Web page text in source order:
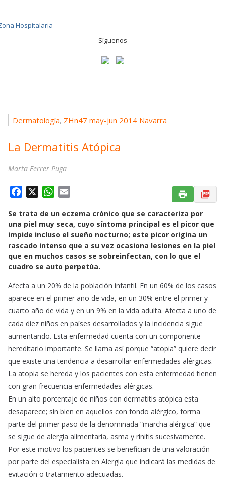
Síguenos
Dermatología, ZHn47 may-jun 2014 Navarra
La Dermatitis Atópica
Marta Ferrer Puga
c
e
b
o
o
W
a
t
s
A
p
a
i
l
Se trata de un eczema crónico que se caracteriza por
una piel muy seca, cuyo síntoma principal es el picor que
impide incluso el sueño nocturno; este picor origina un
rascado intenso que a su vez ocasiona lesiones en la piel
que en muchos casos se sobreinfectan, con lo que el
cuadro se auto perpetúa.
Afecta a un 20% de la población infantil. En un 60% de los casos
aparece en el primer año de vida, en un 30% entre el primer y
cuarto año de vida y en un 9% en la vida adulta. Afecta a uno de
cada diez niños en países desarrollados y la incidencia sigue
aumentando. Esta enfermedad cuenta con un componente
hereditario importante. Se llama así porque “atopia” quiere decir
que existe una tendencia a desarrollar enfermedades alérgicas.
La atopia se hereda y los pacientes con esta enfermedad tienen
con gran frecuencia enfermedades alérgicas.
En un alto porcentaje de niños con dermatitis atópica esta
desaparece; sin bien en aquellos con fondo alérgico, forma
parte del primer paso de la denominada “marcha alérgica” que
se sigue de alergia alimentaria, asma y rinitis sucesivamente.
Por este motivo los pacientes se benefician de una valoración
por parte del especialista en Alergia que indicará las medidas de
evitación o tratamiento adecuadas.